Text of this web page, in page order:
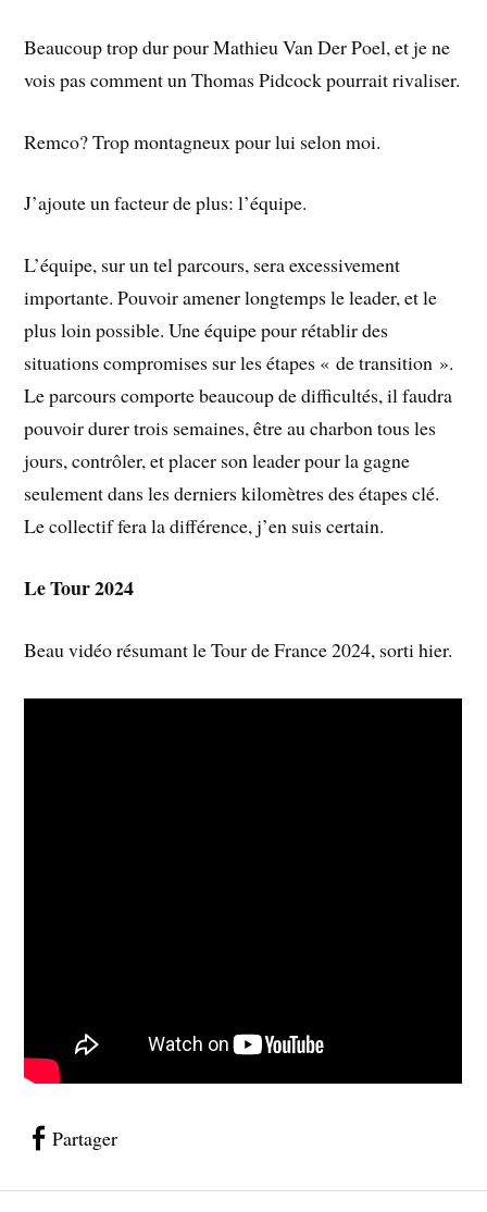
Beaucoup trop dur pour Mathieu Van Der Poel, et je ne
vois pas comment un Thomas Pidcock pourrait rivaliser.
Remco? Trop montagneux pour lui selon moi.
J’ajoute un facteur de plus: l’équipe.
L’équipe, sur un tel parcours, sera excessivement
importante. Pouvoir amener longtemps le leader, et le
plus loin possible. Une équipe pour rétablir des
situations compromises sur les étapes « de transition ».
Le parcours comporte beaucoup de difficultés, il faudra
pouvoir durer trois semaines, être au charbon tous les
jours, contrôler, et placer son leader pour la gagne
seulement dans les derniers kilomètres des étapes clé.
Le collectif fera la différence, j’en suis certain.
Le Tour 2024
Beau vidéo résumant le Tour de France 2024, sorti hier.
Partager